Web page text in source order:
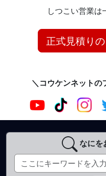
しつこい営業は
正式見積り
＼コウケンネットの
なにを